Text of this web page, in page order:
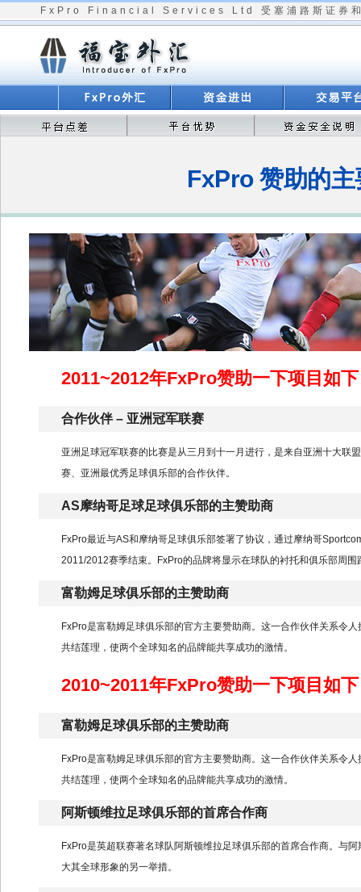
FxPro Financial Services Ltd 受塞浦路斯证券和
FxPro 赞助的
2011~2012年FxPro赞助一下项目如下
合作伙伴 – 亚洲冠军联赛
亚洲足球冠军联赛的比赛是从三月到十一月进行，是来自亚洲十大联
赛、亚洲最优秀足球俱乐部的合作伙伴。
AS摩纳哥足球足球俱乐部的主赞助商
FxPro最近与AS和摩纳哥足球俱乐部签署了协议，通过摩纳哥
2011/2012赛季结束。FxPro的品牌将显示在球队的衬托和俱乐部周
富勒姆足球俱乐部的主赞助商
FxPro是富勒姆足球俱乐部的官方主要赞助商。这一合作伙伴关系令
共结莲理，使两个全球知名的品牌能共享成功的激情。
2010~2011年FxPro赞助一下项目如下
富勒姆足球俱乐部的主赞助商
FxPro是富勒姆足球俱乐部的官方主要赞助商。这一合作伙伴关系令
共结莲理，使两个全球知名的品牌能共享成功的激情。
阿斯顿维拉足球俱乐部的首席合作商
FxPro是英超联赛著名球队阿斯顿维拉足球俱乐部的首席合作商。与
大其全球形象的另一举措。